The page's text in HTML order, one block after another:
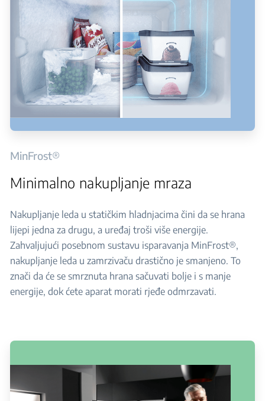
MinFrost®
Minimalno nakupljanje mraza
Nakupljanje leda u statičkim hladnjacima čini da se hrana
lijepi jedna za drugu, a uređaj troši više energije.
Zahvaljujući posebnom sustavu isparavanja MinFrost®,
nakupljanje leda u zamrzivaču drastično je smanjeno. To
znači da će se smrznuta hrana sačuvati bolje i s manje
energije, dok ćete aparat morati rjeđe odmrzavati.